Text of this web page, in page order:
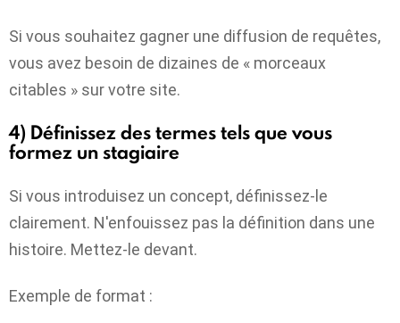
Si vous souhaitez gagner une diffusion de requêtes,
vous avez besoin de dizaines de « morceaux
citables » sur votre site.
4) Définissez des termes tels que vous
formez un stagiaire
Si vous introduisez un concept, définissez-le
clairement. N'enfouissez pas la définition dans une
histoire. Mettez-le devant.
Exemple de format :